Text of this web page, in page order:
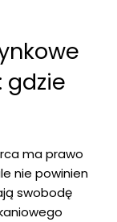
gdzie
ma prawo
nie powinien
swobodę